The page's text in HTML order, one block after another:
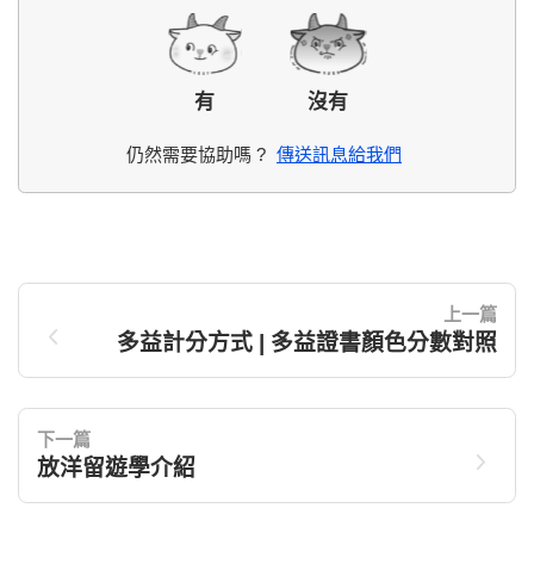
有 沒有
仍然需要協助嗎 ? 傳送訊息給我們
上一篇
多益計分方式 | 多益證書顏色分數對照
下一篇
放洋留遊學介紹